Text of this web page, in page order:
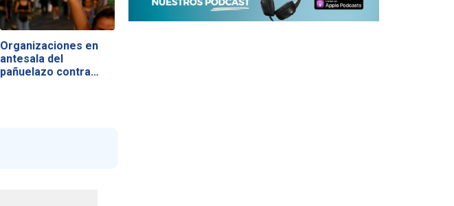
Organizaciones en
antesala del
pañuelazo contra…